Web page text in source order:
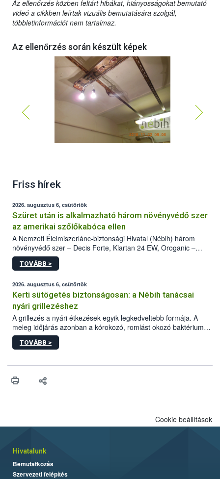
Az ellenőrzés közben feltárt hibákat, hiányosságokat bemutató
videó a cikkben leírtak vizuális bemutatására szolgál,
többletinformációt nem tartalmaz.
Az ellenőrzés során készült képek
Friss hírek
2026. augusztus 6, csütörtök
Szüret után is alkalmazható három növényvédő szer
az amerikai szőlőkabóca ellen
A Nemzeti Élelmiszerlánc-biztonsági Hivatal (Nébih) három
növényvédő szer – Decis Forte, Klartan 24 EW, Oroganic –
engedélyokiratát módosította, így azok a szüretet követően,
egészen a vesszőérettség (BBCH 91) stádiumáig
érésű szőlőkben is legyen lehetőség a károsító elleni további
védekezésre. Az Oroganic készítmény kis kiszerelésben kiskerti
felhasználók számára is elérhető és ökológiai termesztésben is
engedélyezett.
TOVÁBB >
2026. augusztus 6, csütörtök
Kerti sütögetés biztonságosan: a Nébih tanácsai
nyári grillezéshez
A grillezés a nyári étkezések egyik legkedveltebb formája. A
meleg időjárás azonban a kórokozó, romlást okozó baktériumok
gyorsabb szaporodásának is kedvez. A szabadtéri sütögetés
ezért nem csupán a megfelelő sütési technikáról szól: legalább
higiéniai szabályok betartása, a megfelelő hőkezelés, valamint a
biztonsági Hivatal (Nébih) Oktatási Programja összegyűjtötte a
TOVÁBB >
Cookie beállítások
Hivatalunk
Bemutatkozás
Szervezeti felépítés